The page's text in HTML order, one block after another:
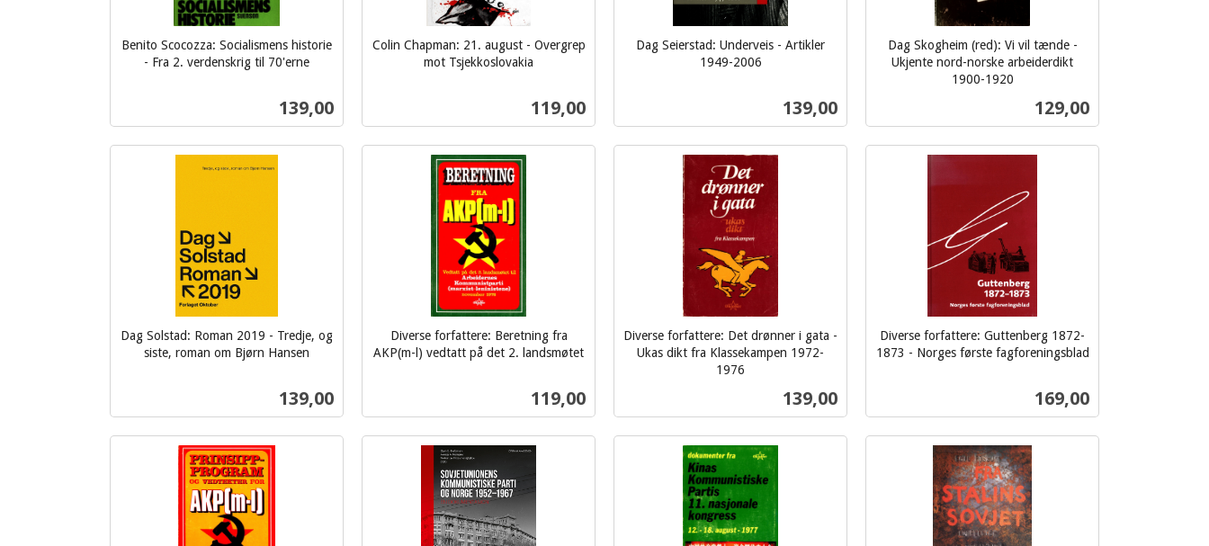
Benito Scocozza: Socialismens historie
- Fra 2. verdenskrig til 70'erne
Pris
139,00
Kjøp
Colin Chapman: 21. august - Overgrep
mot Tsjekkoslovakia
Pris
119,00
Kjøp
Dag Seierstad: Underveis - Artikler
1949-2006
Pris
139,00
Kjøp
Dag Skogheim (red): Vi vil tænde -
Ukjente nord-norske arbeiderdikt
1900-1920
Pris
129,00
Dag Solstad: Roman 2019 - Tredje, og
siste, roman om Bjørn Hansen
Pris
139,00
Kjøp
Diverse forfattere: Beretning fra
AKP(m-l) vedtatt på det 2. landsmøtet
Pris
119,00
Diverse forfattere: Det drønner i gata -
Ukas dikt fra Klassekampen 1972-
1976
Pris
139,00
Kjøp
Diverse forfattere: Guttenberg 1872-
1873 - Norges første fagforeningsblad
Pris
169,00
Kjøp